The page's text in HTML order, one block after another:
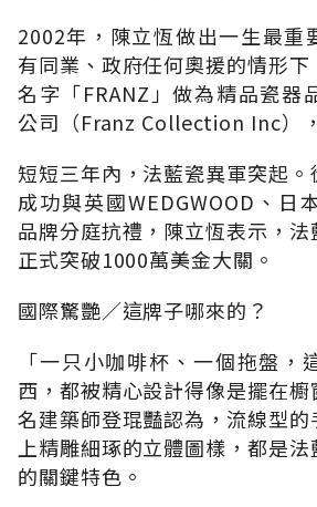
2002年，陳立恆做出一生最
有同業、政府任何奧援的情形
名字「FRANZ」做為精品瓷器
公司（Franz Collection Inc）
短短三年內，法藍瓷異軍突起
成功與英國WEDGWOOD、
品牌分庭抗禮，陳立恆表示，
正式突破1000萬美金大關。
國際驚艷∕這牌子哪來的？
「一只小咖啡杯、一個拖盤，
西，都被精心設計得像是擺在櫥
名建築師登琨豔認為，流線型
上精雕細琢的立體圖樣，都是
的關鍵特色。